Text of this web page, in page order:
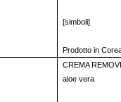
[simboli]
Prodotto in
CREMA
aloe vera